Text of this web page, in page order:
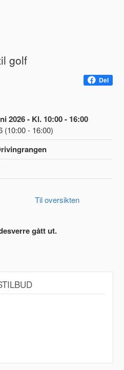
golf
Del
2026 - Kl. 10:00 - 16:00
(10:00 - 16:00)
Til oversikten
gått ut.